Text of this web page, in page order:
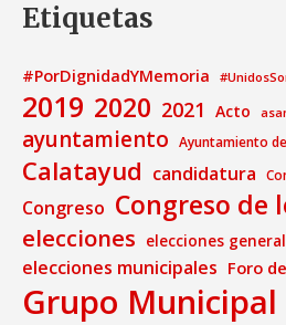
Etiquetas
#PorDignidadYMemoria
2019 2020 2021 Acto
ayuntamiento Ayuntamiento
Calatayud candidatura
Congreso Congreso de
elecciones elecciones
elecciones municipales Foro
Grupo Municipal